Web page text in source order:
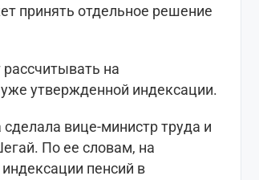
принять отдельное решение
на
утвержденной индексации.
вице-министр труда и
По ее словам, на
пенсий в